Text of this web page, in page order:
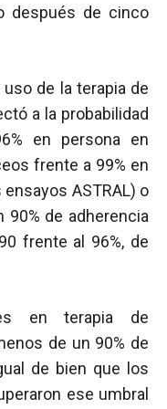
después de cinco
de la terapia de
a la probabilidad
en persona en
frente a 99% en
ASTRAL) o
90% de adherencia
frente al 96%, de
en terapia de
de un 90% de
de bien que los
ese umbral